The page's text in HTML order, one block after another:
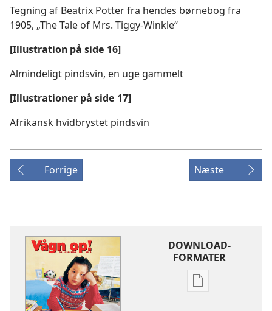
Tegning af Beatrix Potter fra hendes børnebog fra
1905, „The Tale of Mrs. Tiggy-Winkle“
[Illustration på side 16]
Almindeligt pindsvin, en uge gammelt
[Illustrationer på side 17]
Afrikansk hvidbrystet pindsvin
Forrige Næste
DOWNLOAD-
FORMATER
Indstillinger